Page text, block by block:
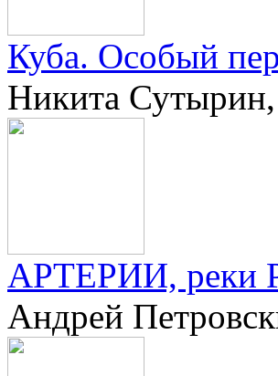
Куба. Особый
Никита
АРТЕРИИ, реки
Андрей